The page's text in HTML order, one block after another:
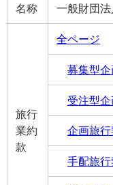
名称 一般財団
旅行
業約
款
全ページ
募集型
受注型
企画旅
手配旅